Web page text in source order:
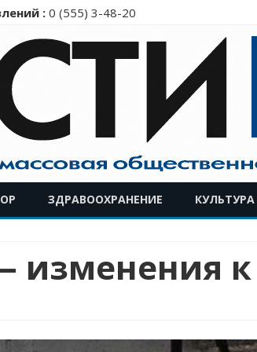
: 0 (555) 3-48-20
к
содержимому
ЗДРАВООХРАНЕНИЕ КУЛЬТУРА
изменения